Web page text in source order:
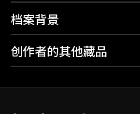
档案背景
创作者的其他藏品